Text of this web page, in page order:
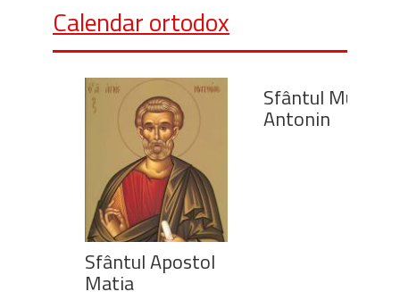
Calendar ortodox
Sfântul Apostol
Matia
Sfântul Mucenic
Antonin